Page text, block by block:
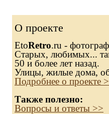
О проекте
EtoRetro.ru -
Старых, любимых...
50 и более лет назад.
Улицы, жилые дома,
Подробнее о проекте
Также полезно:
Вопросы и ответы >>